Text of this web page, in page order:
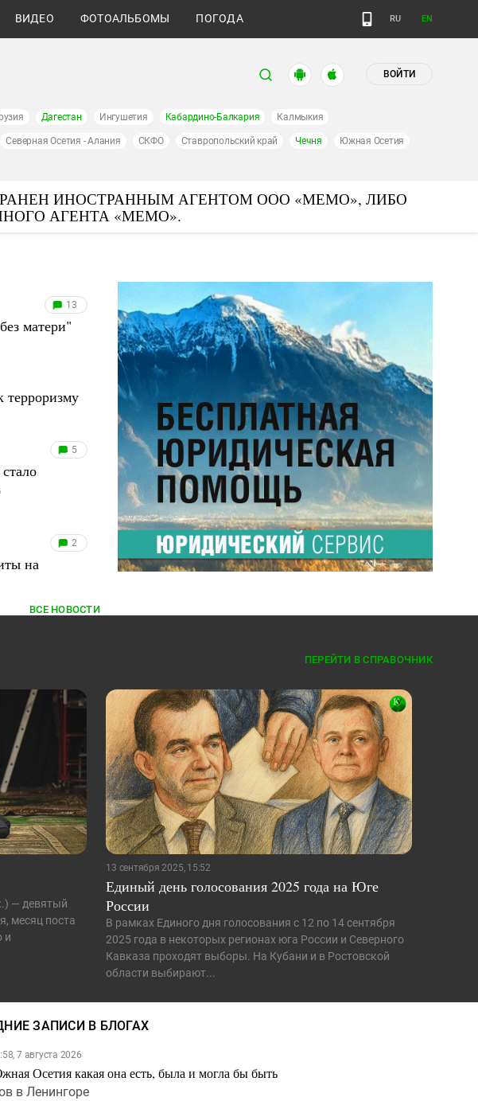
ВИДЕО ФОТОАЛЬБОМЫ ПОГОДА RU EN
ВОЙТИ
Дагестан Ингушетия Кабардино-Балкария Калмыкия
Северная Осетия - Алания СКФО Ставропольский край Чечня Южная Осетия
ИНОСТРАННЫМ АГЕНТОМ ООО «МЕМО», ЛИБО
АГЕНТА «МЕМО».
13
матери"
терроризму
5
2
на
ВСЕ НОВОСТИ
ПЕРЕЙТИ В СПРАВОЧНИК
— девятый
месяц поста
и
13 сентября 2025, 15:52
Единый день голосования 2025 года на Юге
России
В рамках Единого дня голосования с 12 по 14 сентября
2025 года в некоторых регионах юга России и Северного
Кавказа проходят выборы. На Кубани и в Ростовской
области выбирают...
ЗАПИСИ В БЛОГАХ
7 августа 2026
Осетия какая она есть, была и могла бы быть
в Ленингоре